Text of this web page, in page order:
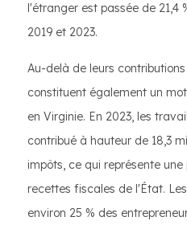
l'étranger est passée de 21,4
2019 et 2023.
Au-delà de leurs
constituent également un
en Virginie. En 2023, les
contribué à hauteur de 18,3
impôts, ce qui représente
recettes fiscales de l'État.
environ 25 % des